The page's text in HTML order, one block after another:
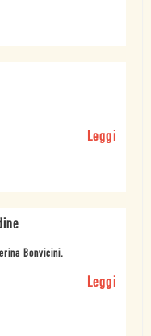
Leggi
Bonvicini.
Leggi